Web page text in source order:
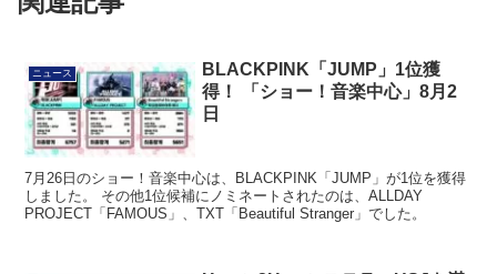
関連記事
ニュース
BLACKPINK「JUMP」1位獲
得！ 「ショー！音楽中心」8月2
7月26日のショー！音楽中心は、BLACKPINK「JUMP」が1位を獲得
しました。 その他1位候補にノミネートされたのは、ALLDAY